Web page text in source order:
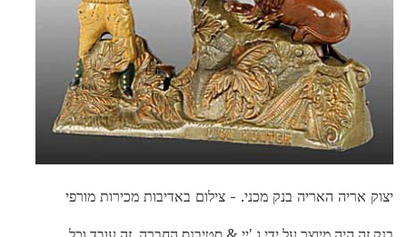
יצוק אריה האריה בנק מכני. - צילום באדיבות מכירות מורפי